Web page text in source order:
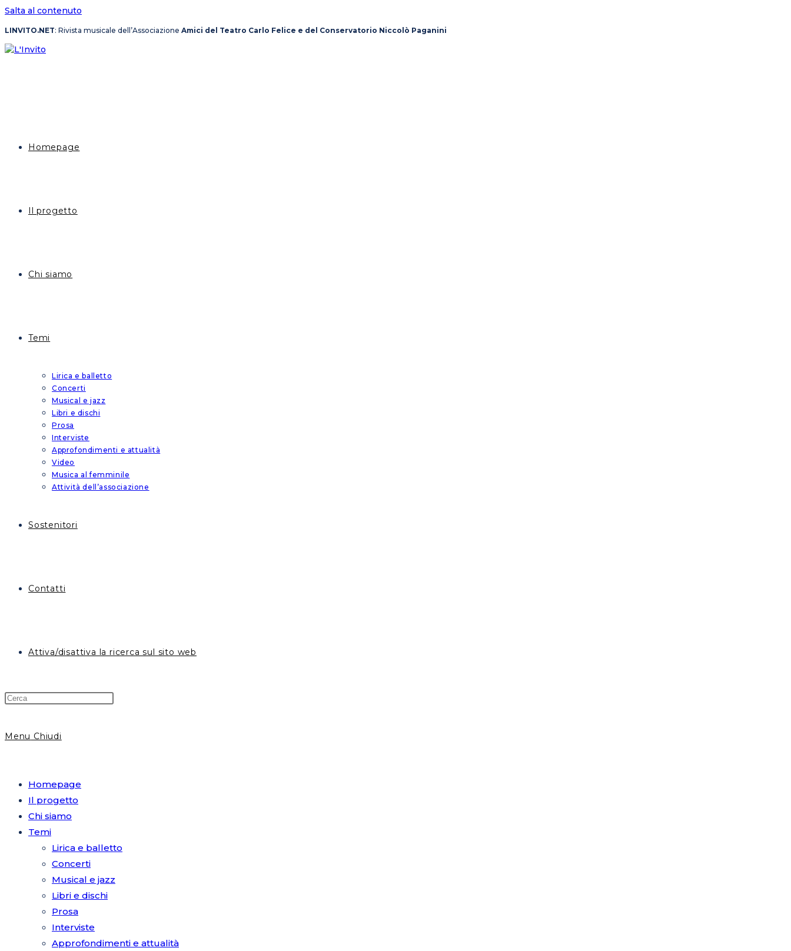
Salta al contenuto
LINVITO.NET: Rivista musicale dell’Associazione Amici del Teatro Carlo Felice e del Conservatorio Niccolò Paganini
Homepage
Il progetto
Chi siamo
Temi
Lirica e balletto
Concerti
Musical e jazz
Libri e dischi
Prosa
Interviste
Approfondimenti e attualità
Video
Musica al femminile
Attività dell’associazione
Sostenitori
Contatti
Attiva/disattiva la ricerca sul sito web
Menu Chiudi
Homepage
Il progetto
Chi siamo
Temi
Lirica e balletto
Concerti
Musical e jazz
Libri e dischi
Prosa
Interviste
Approfondimenti e attualità